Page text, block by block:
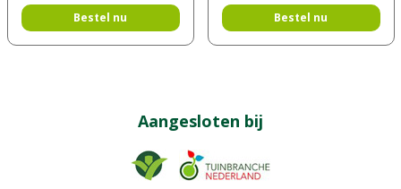
Bestel nu Bestel nu
Aangesloten bij